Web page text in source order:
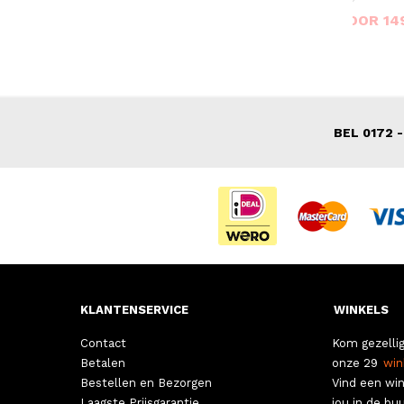
VOOR
BEL 0172
KLANTENSERVICE
Contact
Betalen
Bestellen en Bezorgen
WINKELS
Kom
onze 29
Vind een